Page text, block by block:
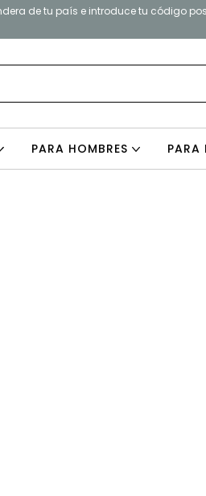
de tu país e introduce tu código
PARA HOMBRES PARA